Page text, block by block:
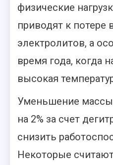
физические
приводят к потере
электролитов, а
время года, когда
высокая
Уменьшение
на 2% за счет
снизить
Некоторые